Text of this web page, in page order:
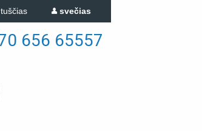
svečias
656 65557